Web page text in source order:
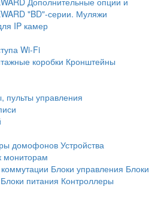
"BD"-серии. Муляжи
IP камер
Wi-Fi
коробки Кронштейны
пульты управления
домофоновУстройства
мониторам
Блоки управления Блоки
Блоки питания Контроллеры